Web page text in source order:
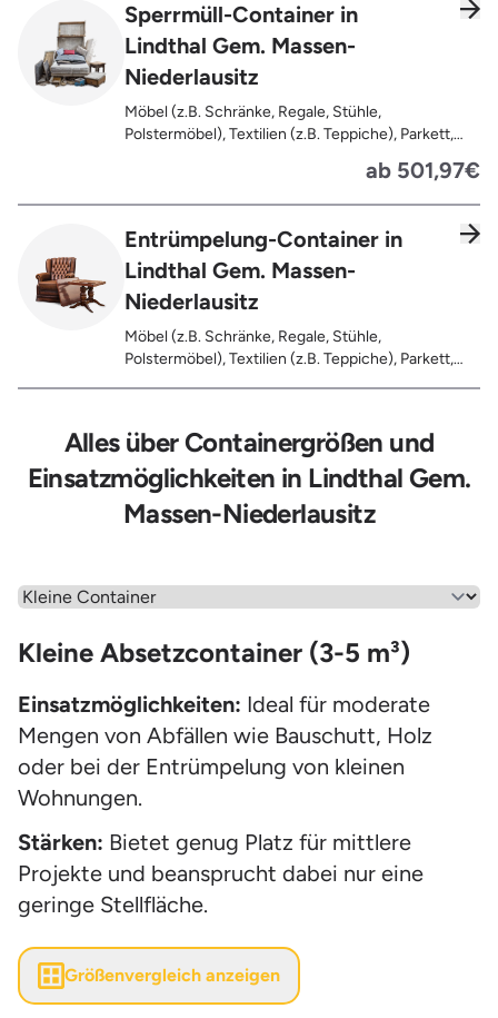
Bahnschwellen, Pflanzfähle, Jägerzaun
Sperrmüll-Container in
Lindthal Gem. Massen-
Niederlausitz
Möbel (z.B. Schränke, Regale, Stühle,
Polstermöbel), Textilien (z.B. Teppiche), Parkett,
Koffer, Fensterholz oder Türholz / Türen (ohne
Glas), Fahrräder, Matratzen, Spielzeug, Bücher,
Laminat
ab 501,97€
Entrümpelung-Container in
Lindthal Gem. Massen-
Niederlausitz
Möbel (z.B. Schränke, Regale, Stühle,
Polstermöbel), Textilien (z.B. Teppiche), Parkett,
Fässer, Eimer, Sonstiger Hausstand
Alles über Containergrößen und
Einsatzmöglichkeiten in Lindthal Gem.
Massen-Niederlausitz
Wähle einen Menüpunkt aus
Kleine Absetzcontainer (3-5 m³)
Einsatzmöglichkeiten: Ideal für moderate
Mengen von Abfällen wie Bauschutt, Holz
oder bei der Entrümpelung von kleinen
Wohnungen.
Stärken: Bietet genug Platz für mittlere
Projekte und beansprucht dabei nur eine
geringe Stellfläche.
Größenvergleich anzeigen